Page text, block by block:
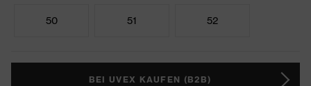
50 51 52
BEI UVEX KAUFEN (B2B)